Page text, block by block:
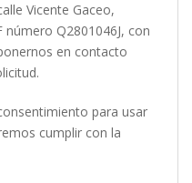
Vicente Gaceo,
número Q2801046J, con
en contacto
para usar
cumplir con la